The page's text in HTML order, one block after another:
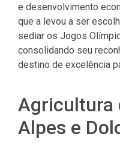
e desenvolvimento
que a levou a ser
sediar os Jogos
consolidando seu
destino de excelência
Agricultura
Alpes e